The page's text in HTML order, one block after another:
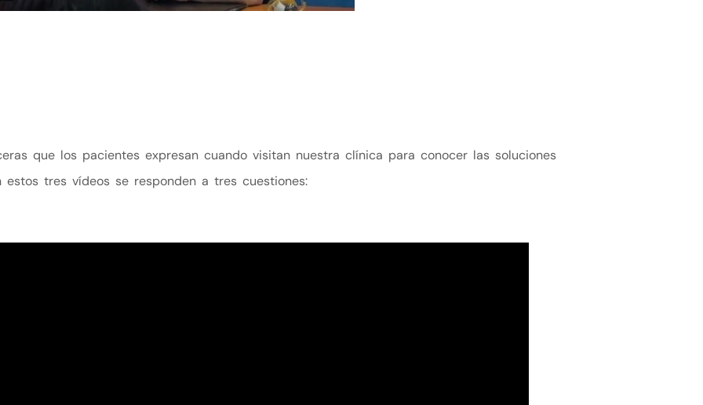
que los pacientes expresan cuando visitan nuestra clínica para conocer las soluciones
tres vídeos se responden a tres cuestiones: